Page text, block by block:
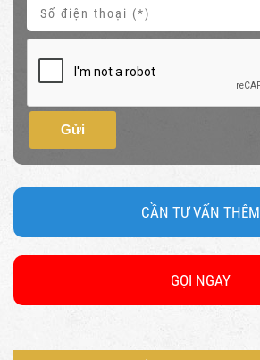
Gửi
CẦN TƯ VẤN THÊM
GỌI NGAY